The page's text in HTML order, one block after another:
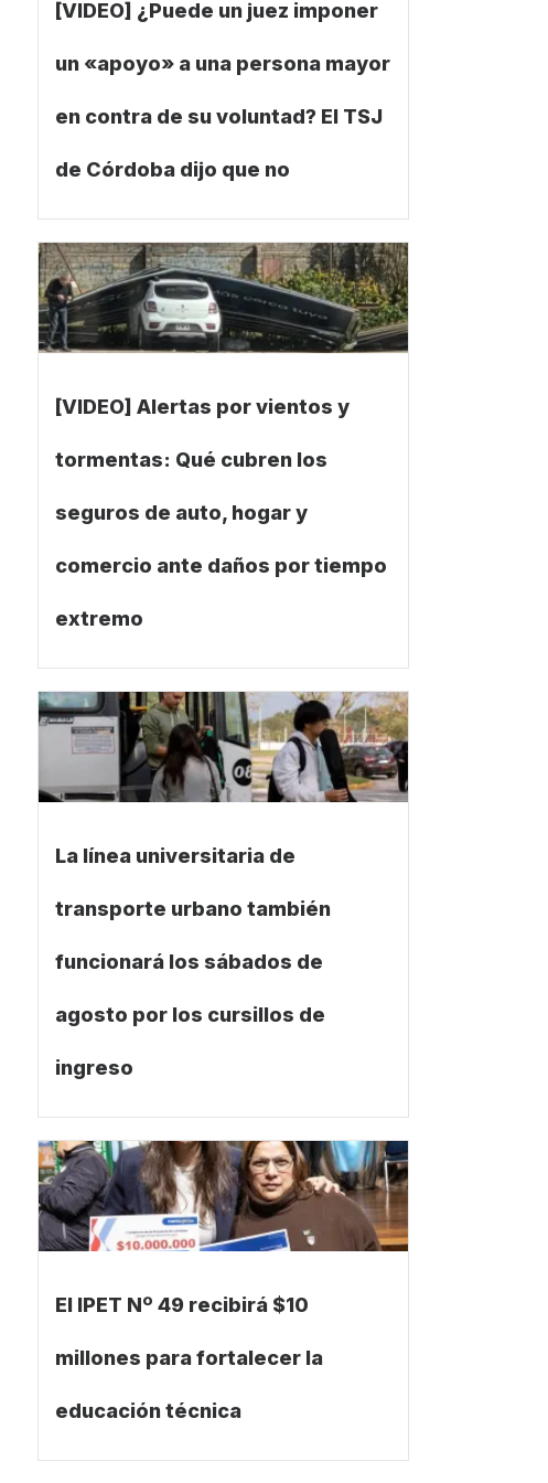
[VIDEO] ¿Puede un juez imponer
un «apoyo» a una persona mayor
en contra de su voluntad? El TSJ
de Córdoba dijo que no
[VIDEO] Alertas por vientos y
tormentas: Qué cubren los
seguros de auto, hogar y
comercio ante daños por tiempo
extremo
La línea universitaria de
transporte urbano también
funcionará los sábados de
agosto por los cursillos de
ingreso
El IPET Nº 49 recibirá $10
millones para fortalecer la
educación técnica